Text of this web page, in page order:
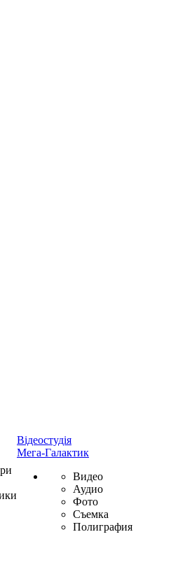
Відеостудія
Мега-Галактик
Видео
Аудио
Фото
Съемка
Полиграфия